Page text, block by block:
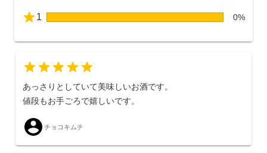
1 0%
あっさりとしていて美味しいお酒です。
値段もお手ごろで嬉しいです。
チョコキムチ